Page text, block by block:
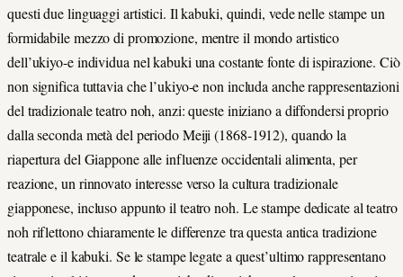
questi due linguaggi artistici. Il kabuki, quindi, vede nelle stampe un
formidabile mezzo di promozione, mentre il mondo artistico
dell’ukiyo-e individua nel kabuki una costante fonte di ispirazione. Ciò
non significa tuttavia che l’ukiyo-e non includa anche rappresentazioni
del tradizionale teatro noh, anzi: queste iniziano a diffondersi proprio
dalla seconda metà del periodo Meiji (1868-1912), quando la
riapertura del Giappone alle influenze occidentali alimenta, per
reazione, un rinnovato interesse verso la cultura tradizionale
giapponese, incluso appunto il teatro noh. Le stampe dedicate al teatro
noh riflettono chiaramente le differenze tra questa antica tradizione
teatrale e il kabuki. Se le stampe legate a quest’ultimo rappresentano